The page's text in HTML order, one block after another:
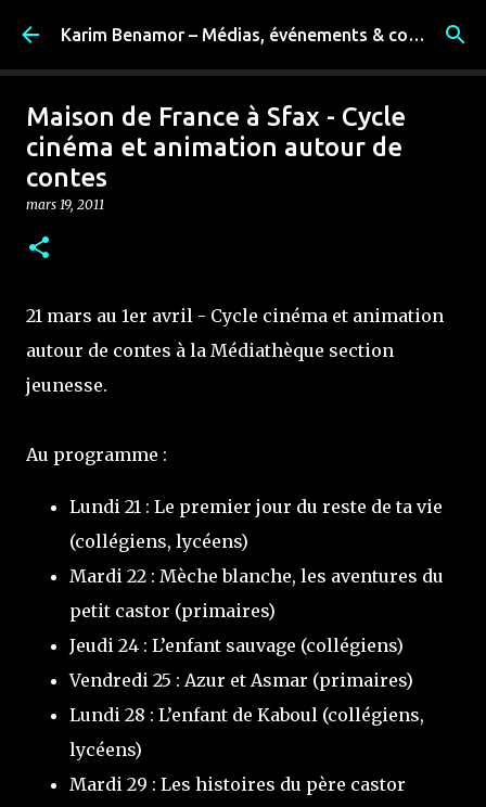
Accéder au contenu principal Karim Benamor – Médias, événements & coulisses
Maison de France à Sfax - Cycle
cinéma et animation autour de
contes
mars 19, 2011
21 mars au 1er avril - Cycle cinéma et animation
autour de contes à la Médiathèque section
jeunesse.
Au programme :
Lundi 21 : Le premier jour du reste de ta vie
(collégiens, lycéens)
Mardi 22 : Mèche blanche, les aventures du
petit castor (primaires)
Jeudi 24 : L’enfant sauvage (collégiens)
Vendredi 25 : Azur et Asmar (primaires)
Lundi 28 : L’enfant de Kaboul (collégiens,
lycéens)
Mardi 29 : Les histoires du père castor